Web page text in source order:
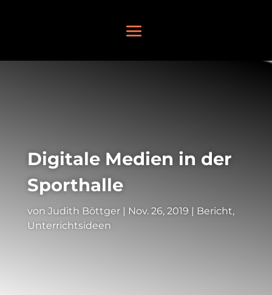
Digitale Medien in der
Sporthalle
von Judith Böttger| Nov. 26, 2019 | Bericht,
Unterrichtsideen